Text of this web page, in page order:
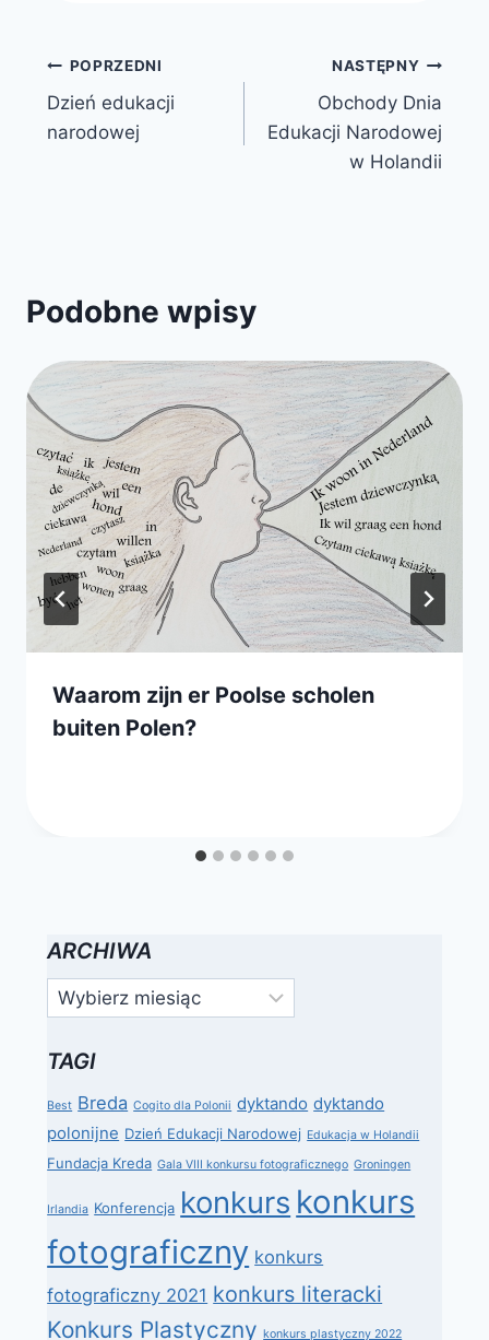
Nawigacja
wpisu
POPRZEDNI
Dzień edukacji
narodowej
NASTĘPNY
Obchody Dnia
Edukacji Narodowej
w Holandii
Podobne wpisy
Waarom zijn er Poolse scholen
buiten Polen?
ARCHIWA
Archiwa
TAGI
Best Breda Cogito dla Polonii dyktando dyktando
polonijne Dzień Edukacji Narodowej Edukacja w Holandii
Fundacja Kreda Gala VIII konkursu fotograficznego Groningen
Irlandia Konferencja konkurs konkurs
fotograficzny konkurs
fotograficzny 2021 konkurs literacki
Konkurs Plastyczny konkurs plastyczny 2022